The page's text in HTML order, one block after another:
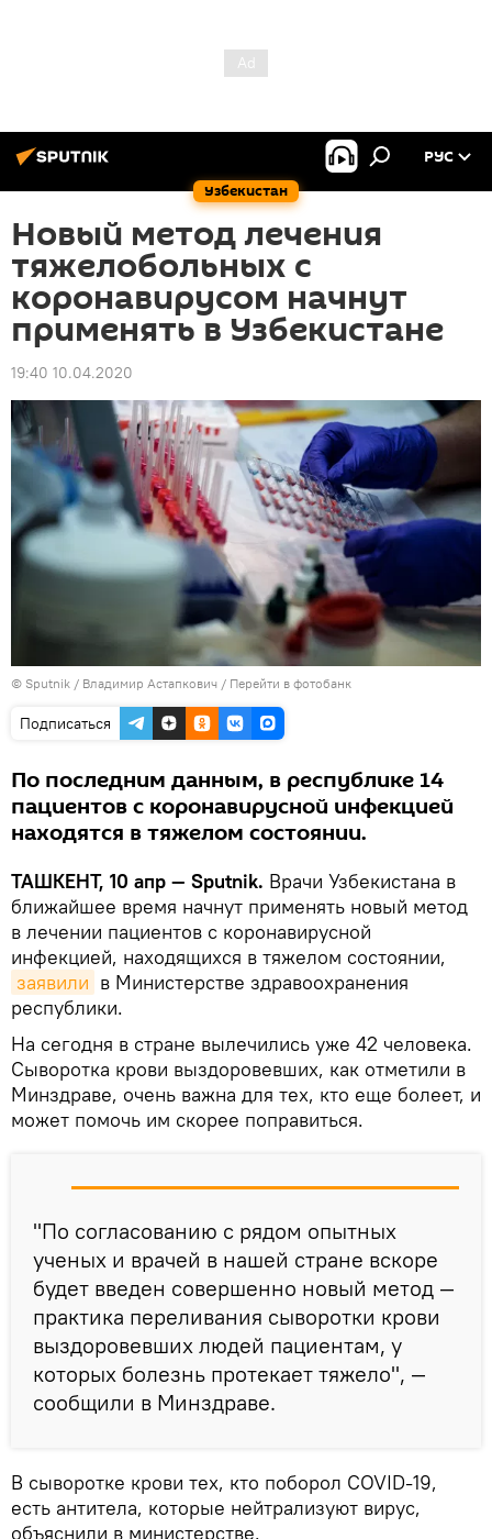
Узбекистан
РУС
Новый метод лечения
тяжелобольных с
коронавирусом начнут
применять в Узбекистане
19:40 10.04.2020
© Sputnik / Владимир Астапкович / Перейти в фотобанк
Подписаться
По последним данным, в республике 14
пациентов с коронавирусной инфекцией
находятся в тяжелом состоянии.
ТАШКЕНТ, 10 апр — Sputnik. Врачи Узбекистана в
ближайшее время начнут применять новый метод
в лечении пациентов с коронавирусной
инфекцией, находящихся в тяжелом состоянии,
заявили в Министерстве здравоохранения
республики.
На сегодня в стране вылечились уже 42 человека.
Сыворотка крови выздоровевших, как отметили в
Минздраве, очень важна для тех, кто еще болеет, и
может помочь им скорее поправиться.
"По согласованию с рядом опытных
ученых и врачей в нашей стране вскоре
будет введен совершенно новый метод —
практика переливания сыворотки крови
выздоровевших людей пациентам, у
которых болезнь протекает тяжело", —
сообщили в Минздраве.
В сыворотке крови тех, кто поборол COVID-19,
есть антитела, которые нейтрализуют вирус,
объяснили в министерстве.